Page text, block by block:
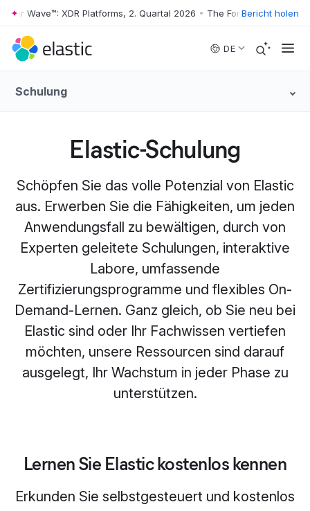
Skip to main content
Wave™: XDR Platforms, 2. Quartal 2026 • The Forrester Wave™:
Bericht holen
DE
Schulung
Elastic-Schulung
Schöpfen Sie das volle Potenzial von Elastic
aus. Erwerben Sie die Fähigkeiten, um jeden
Anwendungsfall zu bewältigen, durch von
Experten geleitete Schulungen, interaktive
Labore, umfassende
Zertifizierungsprogramme und flexibles On-
Demand-Lernen. Ganz gleich, ob Sie neu bei
Elastic sind oder Ihr Fachwissen vertiefen
möchten, unsere Ressourcen sind darauf
ausgelegt, Ihr Wachstum in jeder Phase zu
unterstützen.
Lernen Sie Elastic kostenlos kennen
Erkunden Sie selbstgesteuert und kostenlos